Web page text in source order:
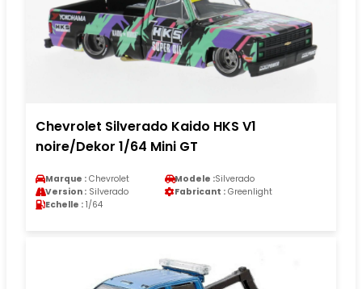
Chevrolet Silverado Kaido HKS V1
noire/Dekor 1/64 Mini GT
Marque : Chevrolet Modele :Silverado
Version : Silverado Fabricant : Greenlight
Echelle : 1/64